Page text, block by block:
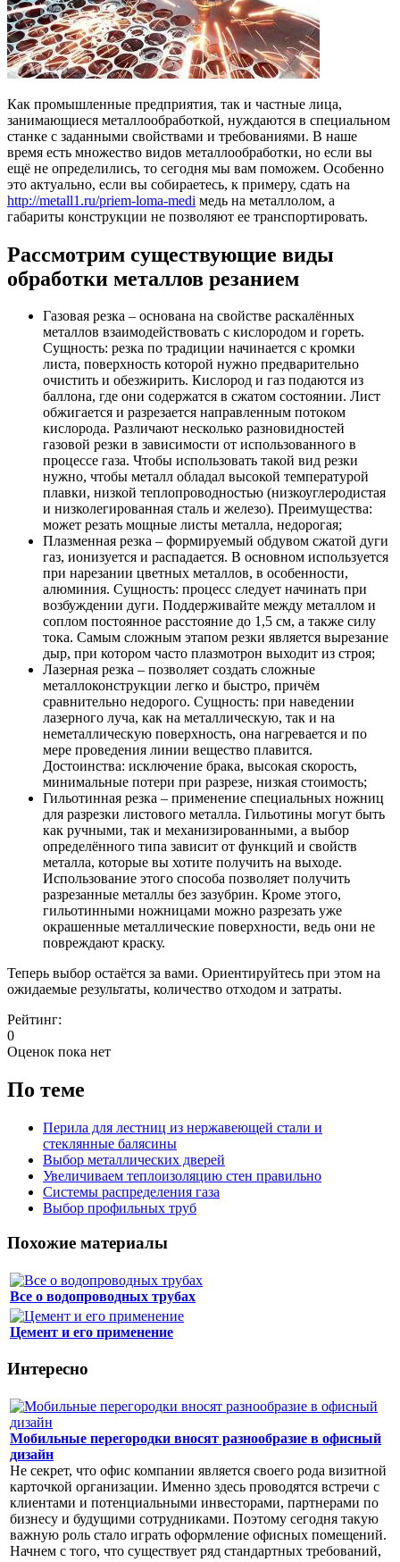
Как промышленные предприятия, так и частные лица,
занимающиеся металлообработкой, нуждаются в специальном
станке с заданными свойствами и требованиями. В наше
время есть множество видов металлообработки, но если вы
ещё не определились, то сегодня мы вам поможем. Особенно
это актуально, если вы собираетесь, к примеру, сдать на
http://metall1.ru/priem-loma-medi медь на металлолом, а
габариты конструкции не позволяют ее транспортировать.
Рассмотрим существующие виды
обработки металлов резанием
Газовая резка – основана на свойстве раскалённых
металлов взаимодействовать с кислородом и гореть.
Сущность: резка по традиции начинается с кромки
листа, поверхность которой нужно предварительно
очистить и обезжирить. Кислород и газ подаются из
баллона, где они содержатся в сжатом состоянии. Лист
обжигается и разрезается направленным потоком
кислорода. Различают несколько разновидностей
газовой резки в зависимости от использованного в
процессе газа. Чтобы использовать такой вид резки
нужно, чтобы металл обладал высокой температурой
плавки, низкой теплопроводностью (низкоуглеродистая
и низколегированная сталь и железо). Преимущества:
может резать мощные листы металла, недорогая;
Плазменная резка – формируемый обдувом сжатой дуги
газ, ионизуется и распадается. В основном используется
при нарезании цветных металлов, в особенности,
алюминия. Сущность: процесс следует начинать при
возбуждении дуги. Поддерживайте между металлом и
соплом постоянное расстояние до 1,5 см, а также силу
тока. Самым сложным этапом резки является вырезание
дыр, при котором часто плазмотрон выходит из строя;
Лазерная резка – позволяет создать сложные
металлоконструкции легко и быстро, причём
сравнительно недорого. Сущность: при наведении
лазерного луча, как на металлическую, так и на
неметаллическую поверхность, она нагревается и по
мере проведения линии вещество плавится.
Достоинства: исключение брака, высокая скорость,
минимальные потери при разрезе, низкая стоимость;
Гильотинная резка – применение специальных ножниц
для разрезки листового металла. Гильотины могут быть
как ручными, так и механизированными, а выбор
определённого типа зависит от функций и свойств
металла, которые вы хотите получить на выходе.
Использование этого способа позволяет получить
разрезанные металлы без зазубрин. Кроме этого,
гильотинными ножницами можно разрезать уже
окрашенные металлические поверхности, ведь они не
повреждают краску.
Теперь выбор остаётся за вами. Ориентируйтесь при этом на
ожидаемые результаты, количество отходом и затраты.
Рейтинг:
0
Оценок пока нет
По теме
Перила для лестниц из нержавеющей стали и
стеклянные балясины
Выбор металлических дверей
Увеличиваем теплоизоляцию стен правильно
Системы распределения газа
Выбор профильных труб
Похожие материалы
Все о водопроводных трубах
Цемент и его применение
Интересно
Мобильные перегородки вносят разнообразие в офисный
дизайн
Не секрет, что офис компании является своего рода визитной
карточкой организации. Именно здесь проводятся встречи с
клиентами и потенциальными инвесторами, партнерами по
бизнесу и будущими сотрудниками. Поэтому сегодня такую
важную роль стало играть оформление офисных помещений.
Начнем с того, что существует ряд стандартных требований,